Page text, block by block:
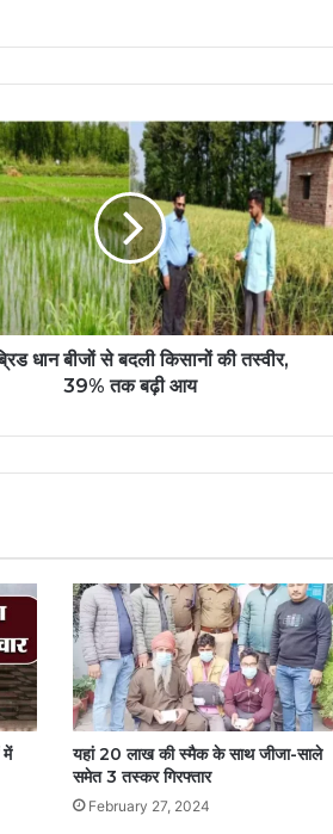
धान बीजों से बदली किसानों की तस्वीर,
39% तक बढ़ी आय
में
यहां 20 लाख की स्मैक के साथ जीजा-साले
समेत 3 तस्कर गिरफ्तार
February 27, 2024